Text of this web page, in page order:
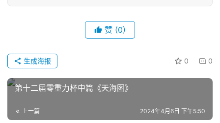
章
科
幻
讯
登录 注册
赞 (0)
0 0
生成海报
第十二届零重力杯中篇《天海图》
上一篇 2024年4月6日 下午5:50